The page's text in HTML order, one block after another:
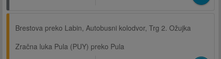
Brestova preko Labin, Autobusni kolodvor, Trg 2. Ožujka
Zračna luka Pula (PUY) preko Pula